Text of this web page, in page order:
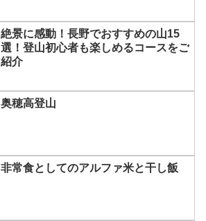
絶景に感動！長野でおすすめの山15
選！登山初心者も楽しめるコースをご
紹介
奥穂高登山
非常食としてのアルファ米と干し飯